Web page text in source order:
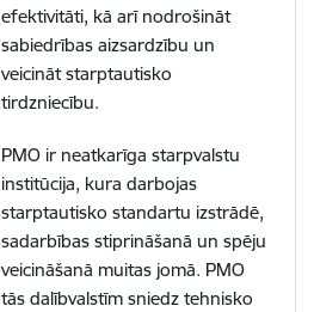
efektivitāti, kā arī nodrošināt
sabiedrības aizsardzību un
veicināt starptautisko
tirdzniecību.
PMO ir neatkarīga starpvalstu
institūcija, kura darbojas
starptautisko standartu izstrādē,
sadarbības stiprināšanā un spēju
veicināšanā muitas jomā. PMO
tās dalībvalstīm sniedz tehnisko